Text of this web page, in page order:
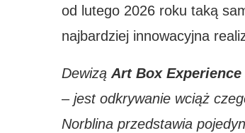
od lutego 2026 roku taką
najbardziej innowacyjna
Dewizą Art Box Experience
– jest odkrywanie wciąż
Norblina przedstawia